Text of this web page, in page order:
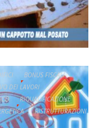
BONUS FISCALI
DEI LAVORI
RIQUALIFICAZIONE
RISTRUTTURAZIONI